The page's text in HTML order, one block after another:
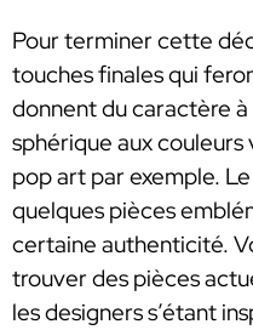
Pour terminer cette
touches finales qui
donnent du caractère
sphérique aux
pop art par exemple.
quelques pièces
certaine authenticité.
trouver des pièces
les designers s’étant